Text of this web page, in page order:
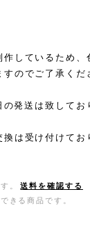
しているため、
のでご了承くだ
発送は致してお
は受け付けてお
。
送料を確認する
きる商品です。